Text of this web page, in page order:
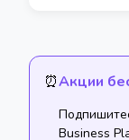
⏰Акции
Business